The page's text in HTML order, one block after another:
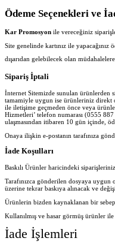
Ödeme Seçenekleri ve
Kar Promosyon ile vereceğiniz
Site genelinde kartınız ile
dışarıdan gelebilecek olan
Sipariş İptali
İnternet Sitemizde sunulan ürünlerden
tamamiyle uygun ise ürünleriniz direkt
ile iletişime geçmeden önce veya
Hizmetleri’ telefon numarası (0555
ulaşmasından itibaren 10 gün içinde,
Onaya ilişkin e-postanın tarafınıza
İade Koşulları
Baskılı Ürünler haricindeki
Tarafınızca gönderilen dosyaya
üzerine tekrar baskıya alınacak ve
Ürünlerin bizden kaynaklanan bir
Kullanılmış ve hasar görmüş ürünler
İade İşlemleri